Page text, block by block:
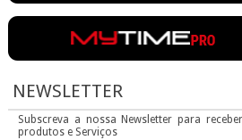
NEWSLETTER
Subscreva a nossa Newsletter para
produtos e Serviços